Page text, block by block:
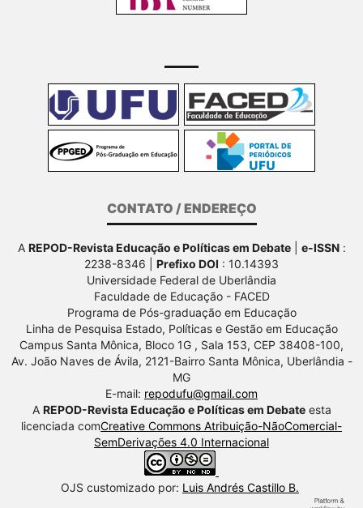
CONTATO / ENDEREÇO
A REPOD-Revista Educação e Políticas em Debate| e-ISSN:
2238-8346 | Prefixo DOI : 10.14393
Universidade Federal de Uberlândia
Faculdade de Educação - FACED
Programa de Pós-graduação em Educação
Linha de Pesquisa Estado, Políticas e Gestão em Educação
Campus Santa Mônica, Bloco 1G , Sala 153, CEP 38408-100,
Av. João Naves de Ávila, 2121-Bairro Santa Mônica, Uberlândia -
MG
E-mail: repodufu@gmail.com
A REPOD-Revista Educação e Políticas em Debateesta
licenciada comCreative Commons Atribuição-NãoComercial-
SemDerivações 4.0 Internacional
OJS customizado por: Luis Andrés Castillo B.